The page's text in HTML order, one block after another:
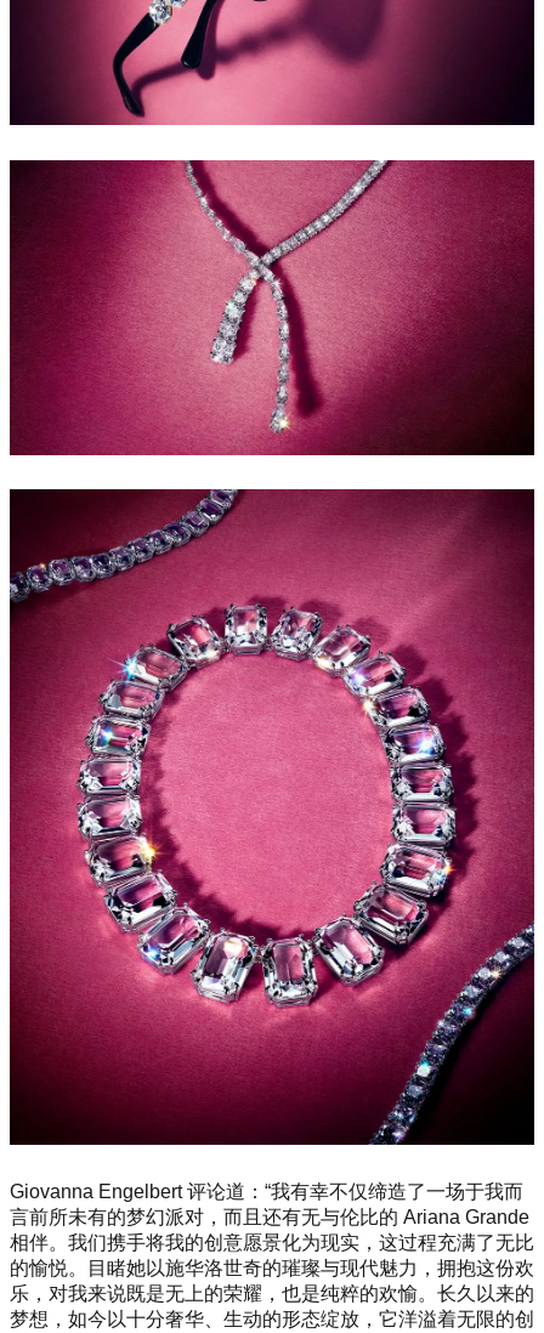
Giovanna Engelbert 评论道：“我有幸不仅缔造了一场于我而
言前所未有的梦幻派对，而且还有无与伦比的 Ariana Grande
相伴。我们携手将我的创意愿景化为现实，这过程充满了无比
的愉悦。目睹她以施华洛世奇的璀璨与现代魅力，拥抱这份欢
乐，对我来说既是无上的荣耀，也是纯粹的欢愉。长久以来的
梦想，如今以十分奢华、生动的形态绽放，它洋溢着无限的创